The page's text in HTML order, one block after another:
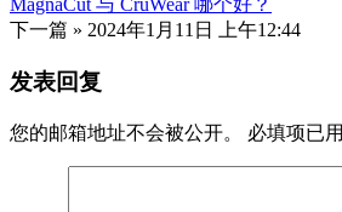
MagnaCut 与 CruWear 哪个好？
下一篇 » 2024年1月11日 上午12:44
发表回复
您的邮箱地址不会被公开。 必填项已用